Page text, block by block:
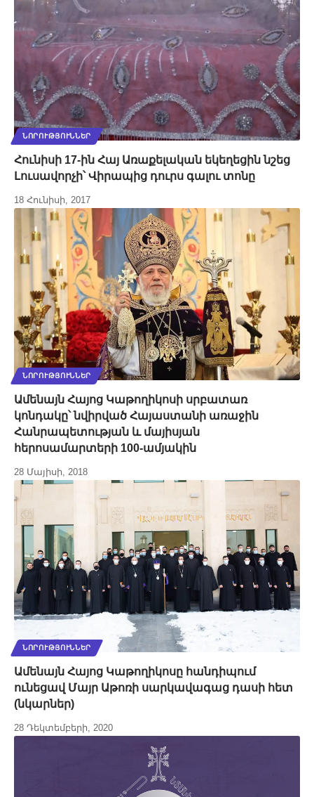
ՆՈՐՈՒԹՅՈՒՆՆԵՐ
Հունիսի 17-ին Հայ Առաքելական եկեղեցին նշեց
Լուսավորչի՝ Վիրապից դուրս գալու տոնը
18 Հունիսի, 2017
ՆՈՐՈՒԹՅՈՒՆՆԵՐ
Ամենայն Հայոց Կաթողիկոսի սրբատառ
կոնդակը՝ նվիրված Հայաստանի առաջին
Հանրապետության և մայիսյան
հերոսամարտերի 100-ամյակին
28 Մայիսի, 2018
ՆՈՐՈՒԹՅՈՒՆՆԵՐ
Ամենայն Հայոց Կաթողիկոսը հանդիպում
ունեցավ Մայր Աթոռի սարկավագաց դասի հետ
(նկարներ)
28 Դեկտեմբերի, 2020